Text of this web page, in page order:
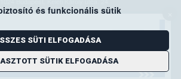
és funkcionális sütik
SÜTI ELFOGADÁSA
SÜTIK ELFOGADÁSA
cím: 1525 Budapest. Pf. 30.
ugyfelszolgalat@nebih.gov.hu
Zöld szám: 06-80/263-244
Telefon: 06-1/ 336-9000